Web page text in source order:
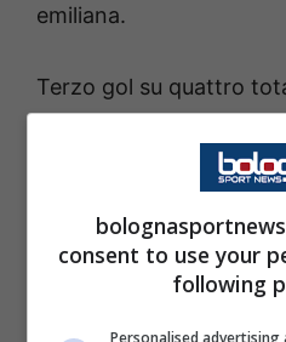
emiliana.
Terzo gol su quattro
ancora una volta come
e pochi minuti dopo
il due a zero, l’ex
consent to use your
following
Personalised